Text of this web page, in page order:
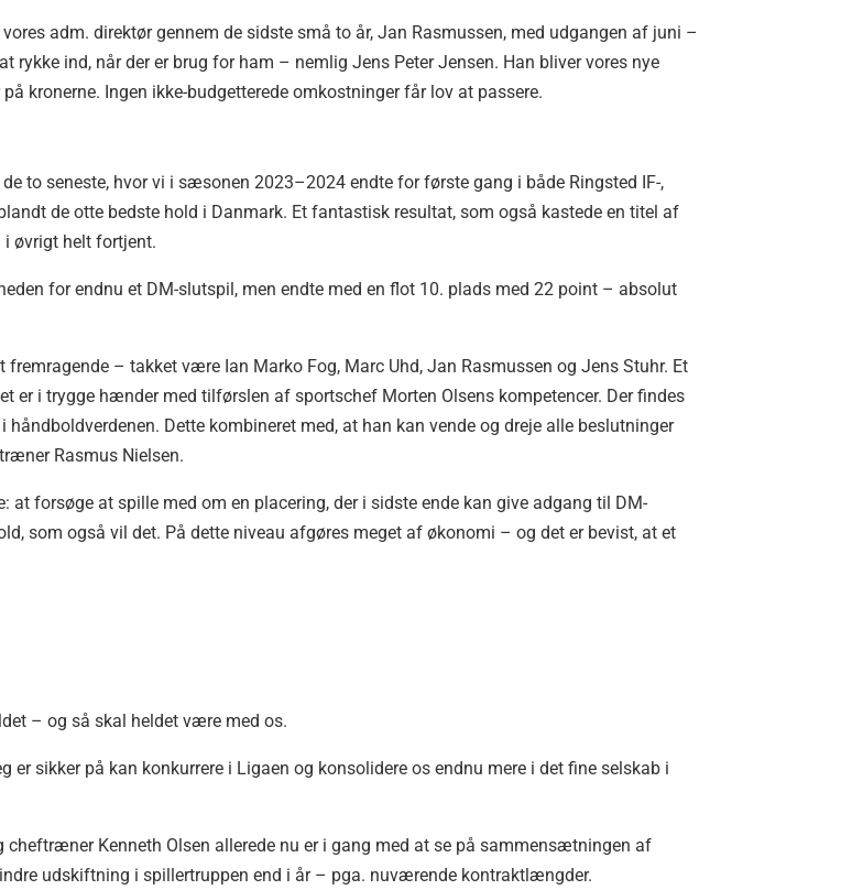
adm. direktør gennem de sidste små to år, Jan Rasmussen, med udgangen af juni –
ind, når der er brug for ham – nemlig Jens Peter Jensen. Han bliver vores nye
kronerne. Ingen ikke-budgetterede omkostninger får lov at passere.
to seneste, hvor vi i sæsonen 2023–2024 endte for første gang i både Ringsted IF-,
de otte bedste hold i Danmark. Et fantastisk resultat, som også kastede en titel af
øvrigt helt fortjent.
for endnu et DM-slutspil, men endte med en flot 10. plads med 22 point – absolut
– takket være Ian Marko Fog, Marc Uhd, Jan Rasmussen og Jens Stuhr. Et
er i trygge hænder med tilførslen af sportschef Morten Olsens kompetencer. Der findes
Dette kombineret med, at han kan vende og dreje alle beslutninger
Rasmus Nielsen.
forsøge at spille med om en placering, der i sidste ende kan give adgang til DM-
som også vil det. På dette niveau afgøres meget af økonomi – og det er bevist, at et
– og så skal heldet være med os.
sikker på kan konkurrere i Ligaen og konsolidere os endnu mere i det fine selskab i
Kenneth Olsen allerede nu er i gang med at se på sammensætningen af
udskiftning i spillertruppen end i år – pga. nuværende kontraktlængder.